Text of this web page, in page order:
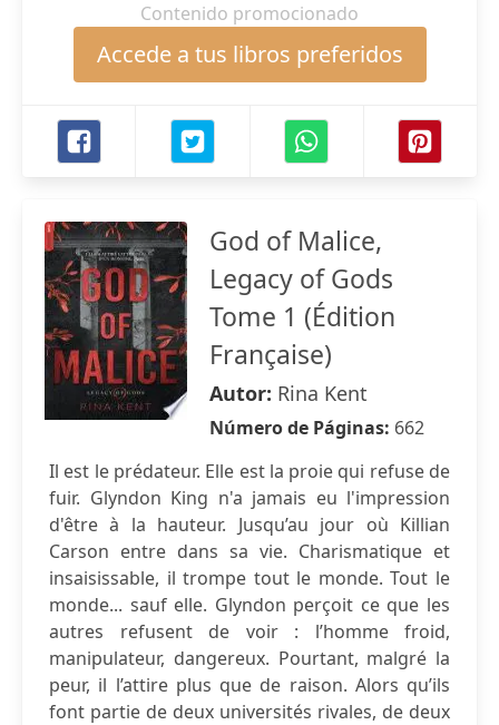
Contenido promocionado
Accede a tus libros preferidos
God of Malice,
Legacy of Gods
Tome 1 (Édition
Française)
Autor: Rina Kent
Número de Páginas: 662
Il est le prédateur. Elle est la proie qui refuse de
fuir. Glyndon King n'a jamais eu l'impression
d'être à la hauteur. Jusqu’au jour où Killian
Carson entre dans sa vie. Charismatique et
insaisissable, il trompe tout le monde. Tout le
monde... sauf elle. Glyndon perçoit ce que les
autres refusent de voir : l’homme froid,
manipulateur, dangereux. Pourtant, malgré la
peur, il l’attire plus que de raison. Alors qu’ils
font partie de deux universités rivales, de deux